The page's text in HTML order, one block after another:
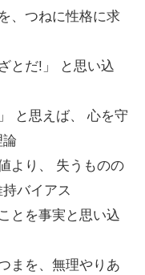
、つねに性格に求
とだ!」 と思い込
と思えば、 心を守
より、 失うものの
バイアス
とを事実と思い込
まを、無理やりあ